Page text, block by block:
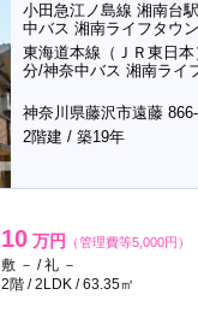
小田急江ノ島線 湘南台
中バス 湘南ライフタウ
東海道本線（ＪＲ東日
分/神奈中バス 湘南ライ
神奈川県藤沢市遠藤
2階建 / 築19年
10 万円 （管理費等5,000円）
敷 － / 礼 －
2階 / 2LDK / 63.35㎡